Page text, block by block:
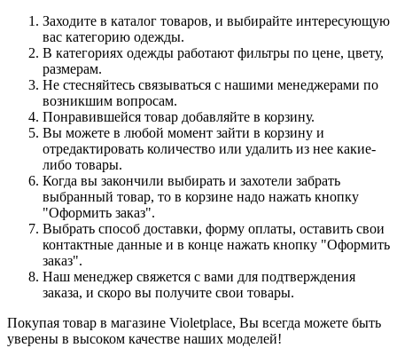
Заходите в каталог товаров, и выбирайте интересующую
вас категорию одежды.
В категориях одежды работают фильтры по цене, цвету,
размерам.
Не стесняйтесь связываться с нашими менеджерами по
возникшим вопросам.
Понравившейся товар добавляйте в корзину.
Вы можете в любой момент зайти в корзину и
отредактировать количество или удалить из нее какие-
либо товары.
Когда вы закончили выбирать и захотели забрать
выбранный товар, то в корзине надо нажать кнопку
"Оформить заказ".
Выбрать способ доставки, форму оплаты, оставить свои
контактные данные и в конце нажать кнопку "Оформить
заказ".
Наш менеджер свяжется с вами для подтверждения
заказа, и скоро вы получите свои товары.
Покупая товар в магазине Violetplace, Вы всегда можете быть
уверены в высоком качестве наших моделей!